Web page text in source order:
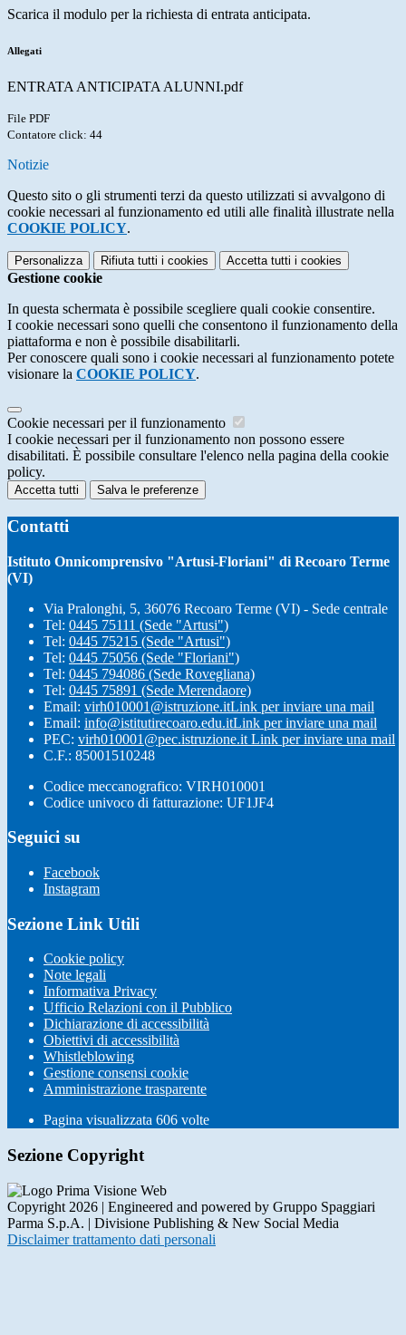
Scarica il modulo per la richiesta di entrata anticipata.
Allegati
ENTRATA ANTICIPATA ALUNNI.pdf
File PDF
Contatore click: 44
Notizie
Questo sito o gli strumenti terzi da questo utilizzati si avvalgono di
cookie necessari al funzionamento ed utili alle finalità illustrate nella
COOKIE POLICY.
Personalizza Rifiuta tutti i cookies Accetta tutti i cookies
Gestione cookie
In questa schermata è possibile scegliere quali cookie consentire.
I cookie necessari sono quelli che consentono il funzionamento della
piattaforma e non è possibile disabilitarli.
Per conoscere quali sono i cookie necessari al funzionamento potete
visionare la COOKIE POLICY.
Cookie necessari per il funzionamento
I cookie necessari per il funzionamento non possono essere
disabilitati. È possibile consultare l'elenco nella pagina della cookie
policy.
Accetta tutti Salva le preferenze
Contatti
Istituto Onnicomprensivo "Artusi-Floriani" di Recoaro Terme
(VI)
Via Pralonghi, 5, 36076 Recoaro Terme (VI) - Sede centrale
Tel: 0445 75111 (Sede "Artusi")
Tel: 0445 75215 (Sede "Artusi")
Tel: 0445 75056 (Sede "Floriani")
Tel: 0445 794086 (Sede Rovegliana)
Tel: 0445 75891 (Sede Merendaore)
Email: virh010001@istruzione.itLink per inviare una mail
Email: info@istitutirecoaro.edu.itLink per inviare una mail
PEC: virh010001@pec.istruzione.it Link per inviare una mail
C.F.: 85001510248
Codice meccanografico: VIRH010001
Codice univoco di fatturazione: UF1JF4
Seguici su
Facebook
Instagram
Sezione Link Utili
Cookie policy
Note legali
Informativa Privacy
Ufficio Relazioni con il Pubblico
Dichiarazione di accessibilità
Obiettivi di accessibilità
Whistleblowing
Gestione consensi cookie
Amministrazione trasparente
Pagina visualizzata 606 volte
Sezione Copyright
Copyright 2026 | Engineered and powered by Gruppo Spaggiari
Parma S.p.A. | Divisione Publishing & New Social Media
Disclaimer trattamento dati personali